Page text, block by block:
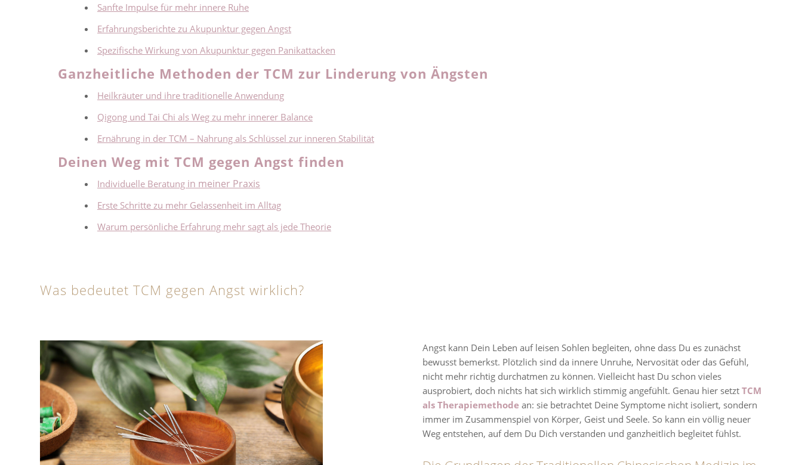
Sanfte Impulse für mehr innere Ruhe
Erfahrungsberichte zu Akupunktur gegen Angst
Spezifische Wirkung von Akupunktur gegen Panikattacken
Ganzheitliche Methoden der TCM zur Linderung von Ängsten
Heilkräuter und ihre traditionelle Anwendung
Qigong und Tai Chi als Weg zu mehr innerer Balance
Ernährung in der TCM – Nahrung als Schlüssel zur inneren Stabilität
Deinen Weg mit TCM gegen Angst finden
Individuelle Beratung in meiner Praxis
Erste Schritte zu mehr Gelassenheit im Alltag
Warum persönliche Erfahrung mehr sagt als jede Theorie
Was bedeutet TCM gegen Angst wirklich?
Angst kann Dein Leben auf leisen Sohlen begleiten, ohne dass Du es zunächst
bewusst bemerkst. Plötzlich sind da innere Unruhe, Nervosität oder das Gefühl,
nicht mehr richtig durchatmen zu können. Vielleicht hast Du schon vieles
ausprobiert, doch nichts hat sich wirklich stimmig angefühlt. Genau hier setztTCM
als Therapiemethode an: sie betrachtet Deine Symptome nicht isoliert, sondern
immer im Zusammenspiel von Körper, Geist und Seele. So kann ein völlig neuer
Weg entstehen, auf dem Du Dich verstanden und ganzheitlich begleitet fühlst.